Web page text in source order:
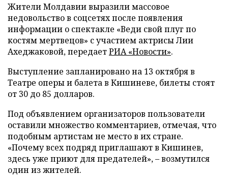
Жители Молдавии выразили массовое
недовольство в соцсетях после появления
информации о спектакле «Веди свой плуг по
костям мертвецов» с участием актрисы Лии
Ахеджаковой, передаетРИА «Новости».
Выступление запланировано на 13 октября в
Театре оперы и балета в Кишиневе, билеты стоят
от 30 до 85 долларов.
Под объявлением организаторов пользователи
оставили множество комментариев, отмечая, что
подобным артистам не место в их стране.
«Почему всех подряд приглашают в Кишинев,
здесь уже приют для предателей», – возмутился
один из жителей.